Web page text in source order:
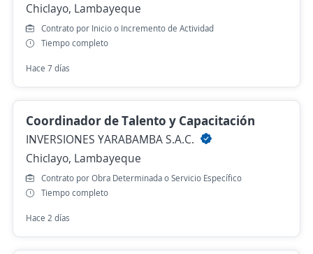
Chiclayo, Lambayeque
Contrato por Inicio o Incremento de Actividad
Tiempo completo
Hace 7 días
Coordinador de Talento y Capacitación
INVERSIONES YARABAMBA S.A.C.
Chiclayo, Lambayeque
Contrato por Obra Determinada o Servicio Específico
Tiempo completo
Hace 2 días